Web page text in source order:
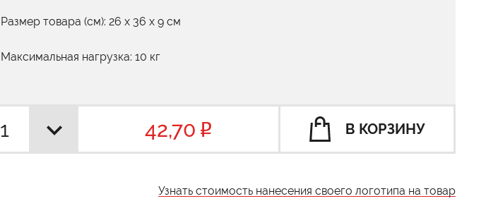
Размер товара (см): 26 х 36 х 9 см
Максимальная нагрузка: 10 кг
42,70 В КОРЗИНУ
Узнать стоимость нанесения своего логотипа на товар